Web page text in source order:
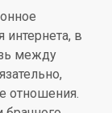
в
между
отношения.